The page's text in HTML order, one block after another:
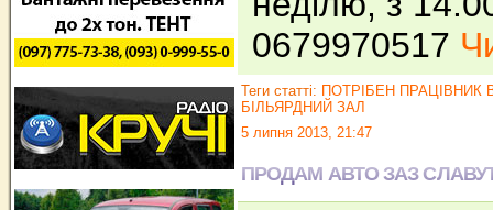
0679970517
Теги статті: ПОТРІБЕН ПРАЦІВНИК
БІЛЬЯРДНИЙ ЗАЛ
5 липня 2013, 21:47
ПРОДАМ АВТО ЗАЗ